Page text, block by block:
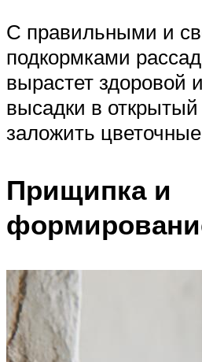
С правильными и
подкормками
вырастет здоровой
высадки в открытый
заложить
Прищипка и